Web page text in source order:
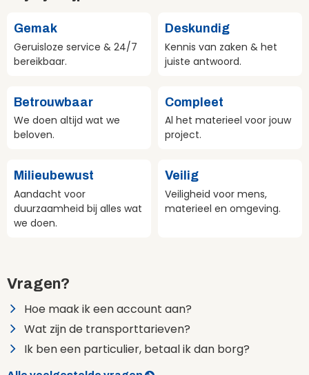
Gemak
Geruisloze service & 24/7
bereikbaar.
Deskundig
Kennis van zaken & het
juiste antwoord.
Betrouwbaar
We doen altijd wat we
beloven.
Compleet
Al het materieel voor jouw
project.
Milieubewust
Aandacht voor
duurzaamheid bij alles wat
we doen.
Veilig
Veiligheid voor mens,
materieel en omgeving.
Vragen?
Hoe maak ik een account aan?
Wat zijn de transporttarieven?
Ik ben een particulier, betaal ik dan borg?